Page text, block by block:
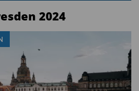
2024